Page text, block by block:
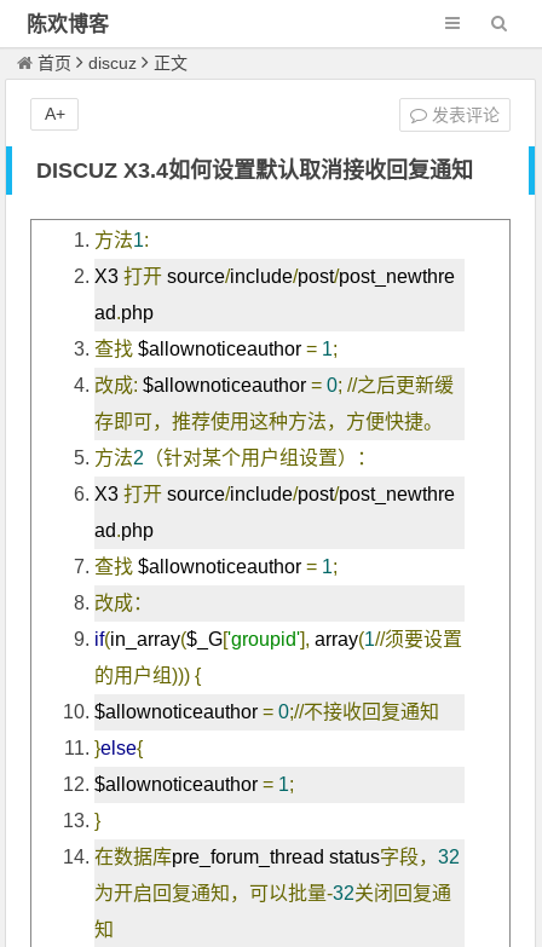
陈欢博客
首页 discuz 正文
DISCUZ X3.4如何设置默认取消接收回复通知
方法1:
X3 打开 source/include/post/post_newthre
ad.php
查找 $allownoticeauthor = 1;
改成: $allownoticeauthor = 0; //之后更新缓
存即可，推荐使用这种方法，方便快捷。
方法2 （针对某个用户组设置）：
X3 打开 source/include/post/post_newthre
ad.php
查找 $allownoticeauthor = 1;
改成：
if(in_array($_G['groupid'], array(1//须要设置
的用户组))) {
$allownoticeauthor = 0;//不接收回复通知
}else{
$allownoticeauthor = 1;
}
在数据库pre_forum_thread status字段，32
为开启回复通知，可以批量-32关闭回复通
知
发表评论
A+